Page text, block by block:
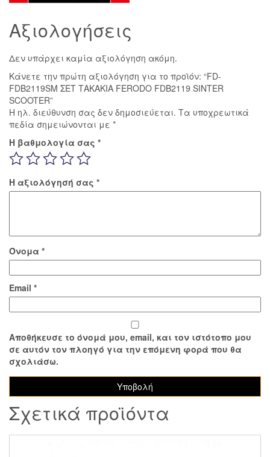
SCOOTER
Αξιολογήσεις
Δεν υπάρχει καμία αξιολόγηση ακόμη.
Κάνετε την πρώτη αξιολόγηση για το προϊόν: “FD-
FDB2119SM ΣΕΤ ΤΑΚΑΚΙΑ FERODO FDB2119 SINTER
SCOOTER”
Η ηλ. διεύθυνση σας δεν δημοσιεύεται. Τα υποχρεωτικά
πεδία σημειώνονται με *
Η βαθμολογία σας *
Η αξιολόγησή σας *
Όνομα *
Email *
Αποθήκευσε το όνομά μου, email, και τον ιστότοπο μου
σε αυτόν τον πλοηγό για την επόμενη φορά που θα
σχολιάσω.
Σχετικά προϊόντα